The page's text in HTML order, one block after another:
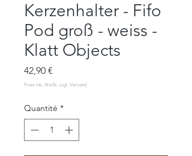
Kerzenhalter - Fifo
Pod groß - weiss -
Klatt Objects
42,90 €
Quantité *